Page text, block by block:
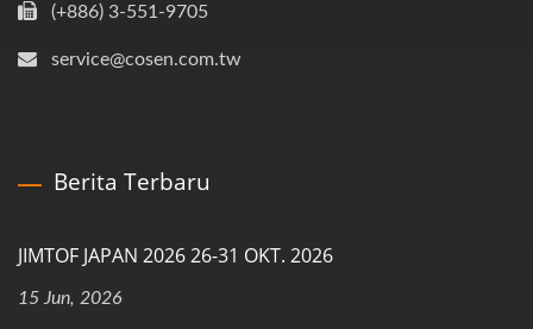
(+886) 3-551-9705
service@cosen.com.tw
Berita Terbaru
JIMTOF JAPAN 2026 26-31 OKT. 2026
15 Jun, 2026